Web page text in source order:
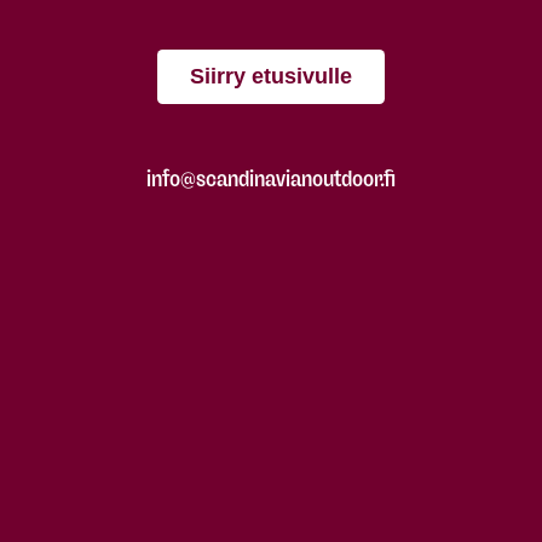
Siirry etusivulle
info@scandinavianoutdoor.fi